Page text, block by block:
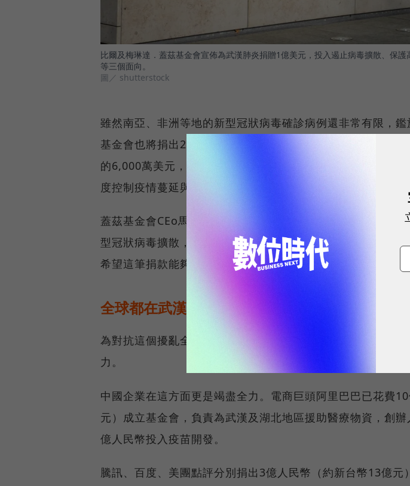
比爾及梅琳達．蓋茲基金會宣佈為武漢肺炎捐贈1億美元，投入遏止病毒擴散、保
等三個面向。
圖／ shutterstock
雖然南亞、非洲等地的新型冠狀病毒確診病例還非常有限，
基金會也將捐出2,000萬美元，協助當地開發中國家有能力採
的6,000萬美元，則計畫將用於加速武漢肺炎疫苗、新檢測方
度控制疫情蔓延與擴散。
蓋茲基金會CEo馬克．蘇茲曼（Mark Suzman）在推特上表
型冠狀病毒擴散，保護處於高風險的人民，以及投入開發疫
希望這筆捐款能夠喚起各界響應，一同為防治疫情貢獻一份力
全球都在武漢肺炎暴風圈，企業巨頭群起奧援
為對抗這個擾亂全球經濟秩序、奪走許多寶貴性命的新型傳染
力。
中國企業在這方面更是竭盡全力。電商巨頭阿里巴巴已花費
元）成立基金會，負責為武漢及湖北地區援助醫療物資，創
億人民幣投入疫苗開發。
騰訊、百度、美團點評分別捐出3億人民幣（約新台幣13億元